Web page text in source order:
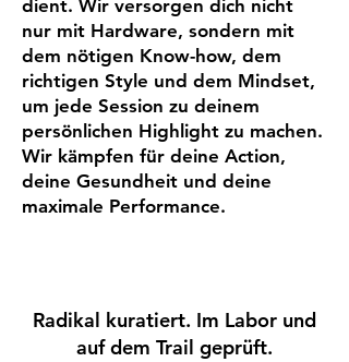
dient. Wir versorgen dich nicht
nur mit Hardware, sondern mit
dem nötigen Know-how, dem
richtigen Style und dem Mindset,
um jede Session zu deinem
persönlichen Highlight zu machen.
Wir kämpfen für deine Action,
deine Gesundheit und deine
maximale Performance.
Radikal kuratiert. Im Labor und
auf dem Trail geprüft.